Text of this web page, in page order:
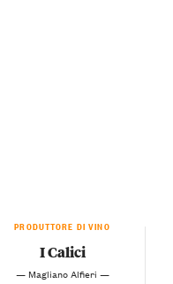
PRODUTTORE DI VINO
I Calici
— Magliano Alfieri —